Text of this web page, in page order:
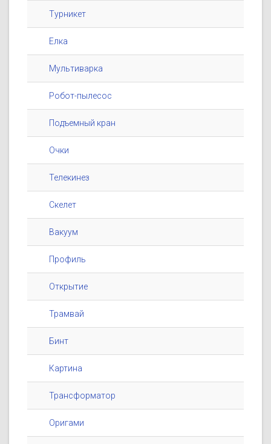
Турникет
Елка
Мультиварка
Робот-пылесос
Подъемный кран
Очки
Телекинез
Скелет
Вакуум
Профиль
Открытие
Трамвай
Бинт
Картина
Трансформатор
Оригами